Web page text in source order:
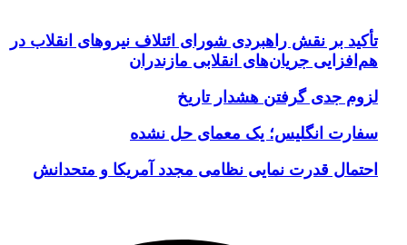
تأکید بر نقش راهبردی شورای ائتلاف نیروهای انقلاب در
هم‌افزایی جریان‌های انقلابی مازندران
لزوم جدی گرفتن هشدار تاریخ
سفارت انگلیس؛ یک معمای حل نشده
احتمال قدرت نمایی نظامی مجدد آمریکا و متحدانش